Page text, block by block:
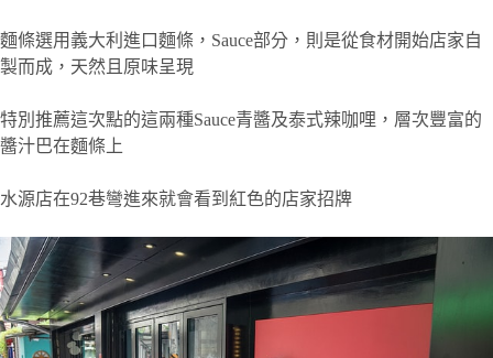
麵條選用義大利進口麵條，Sauce部分，則是從食材開始店家自
製而成，天然且原味呈現
特別推薦這次點的這兩種Sauce青醬及泰式辣咖哩，層次豐富的
醬汁巴在麵條上
水源店在92巷彎進來就會看到紅色的店家招牌